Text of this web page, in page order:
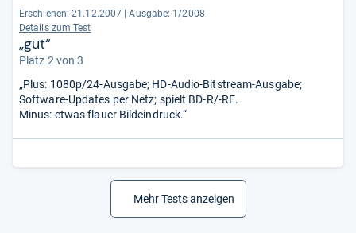
Erschienen: 21.12.2007
Ausgabe: 1/2008
Details zum Test
„gut“
Platz 2 von 3
„Plus: 1080p/24-Ausgabe; HD-Audio-Bitstream-Ausgabe;
Software-Updates per Netz; spielt BD-R/-RE.
Minus: etwas flauer Bildeindruck.“
Mehr Tests anzeigen